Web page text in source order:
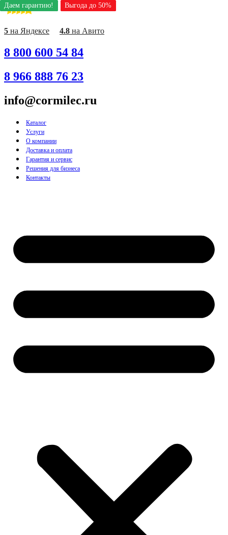
Перейти
к
содержимому
5 на Яндексе 4.8 на Авито
8 800 600 54 84
8 966 888 76 23
info@cormilec.ru
Каталог
Услуги
О компании
Доставка и оплата
Гарантия и сервис
Решения для бизнеса
Контакты
Даем гарантию! Выгода до 50%
Даем гарантию! Выгода до 50%
Даем гарантию! Выгода до 50%
Даем гарантию! Выгода до 50%
Даем гарантию! Выгода до 50%
Даем гарантию! Выгода до 50%
Даем гарантию! Выгода до 50%
Даем гарантию! Выгода до 50%
Даем гарантию! Выгода до 50%